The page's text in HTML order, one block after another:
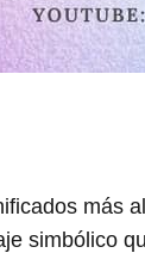
más
simbólico